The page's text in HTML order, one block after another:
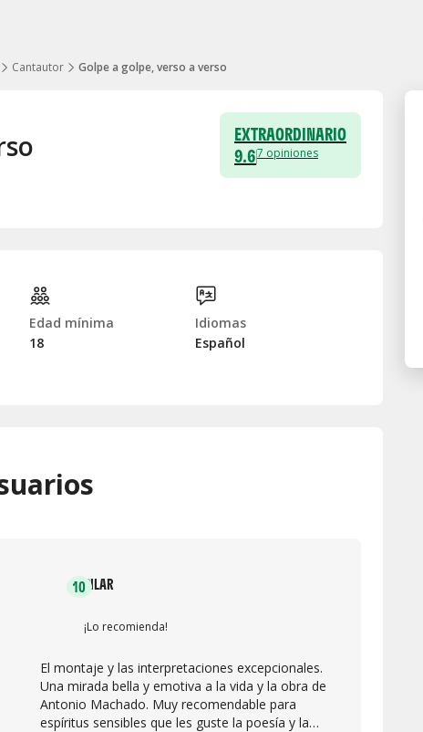
Cantautor Golpe a golpe, verso a verso
EXTRAORDINARIO
9.67 opiniones
Edad mínima
18
Idiomas
Español
10PILAR
¡Lo recomienda!
El montaje y las interpretaciones excepcionales.
Una mirada bella y emotiva a la vida y la obra de
Antonio Machado. Muy recomendable para
espíritus sensibles que les guste la poesía y la